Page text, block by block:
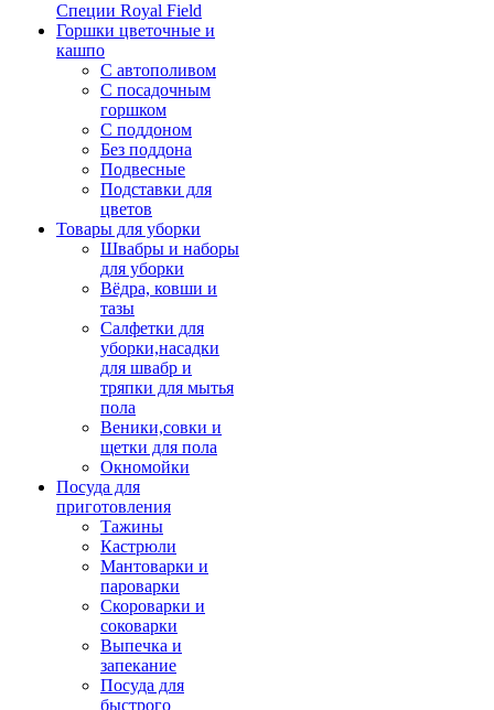
Специи Royal Field
Горшки цветочные и
кашпо
С автополивом
С посадочным
горшком
С поддоном
Без поддона
Подвесные
Подставки для
цветов
Товары для уборки
Швабры и наборы
для уборки
Вёдра, ковши и
тазы
Салфетки для
уборки,насадки
для швабр и
тряпки для мытья
пола
Веники,совки и
щетки для пола
Окномойки
Посуда для
приготовления
Тажины
Кастрюли
Мантоварки и
пароварки
Скороварки и
соковарки
Выпечка и
запекание
Посуда для
быстрого